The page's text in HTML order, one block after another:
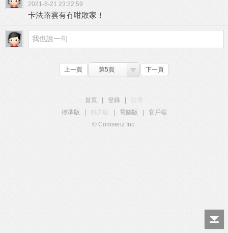
2021-8-21 23:22:59
卡法路雲有冇咁敗家！
上一頁 第5頁 下一頁
首頁 登錄
標準版
觸屏版 電腦版
客戶端
© Comsenz Inc.